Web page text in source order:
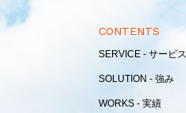
CONTENTS
SERVICE - サービス
SOLUTION - 強み
WORKS - 実績